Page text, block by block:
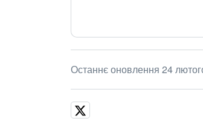
Останнє оновлення 24